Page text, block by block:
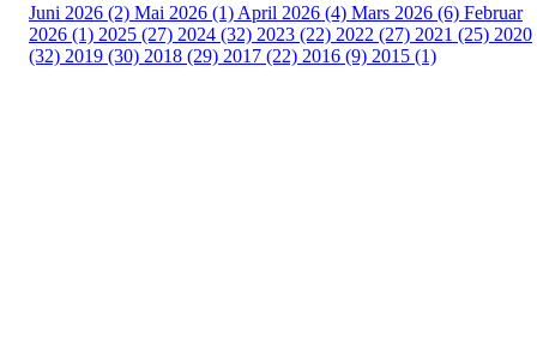
Juni 2026 (2) Mai 2026 (1) April 2026 (4) Mars 2026 (6) Februar
2026 (1) 2025 (27) 2024 (32) 2023 (22) 2022 (27) 2021 (25) 2020
(32) 2019 (30) 2018 (29) 2017 (22) 2016 (9) 2015 (1)